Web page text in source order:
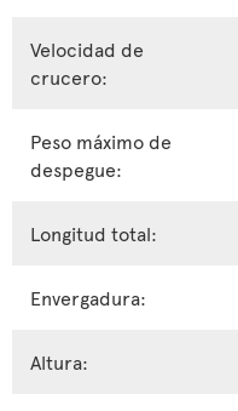
Velocidad de
crucero:
Peso máximo de
despegue:
Longitud total:
Envergadura:
Altura: